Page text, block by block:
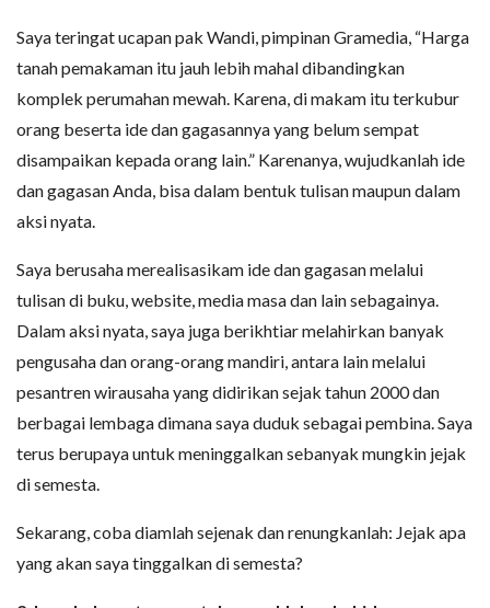
Saya teringat ucapan pak Wandi, pimpinan Gramedia, “Harga
tanah pemakaman itu jauh lebih mahal dibandingkan
komplek perumahan mewah. Karena, di makam itu terkubur
orang beserta ide dan gagasannya yang belum sempat
disampaikan kepada orang lain.” Karenanya, wujudkanlah ide
dan gagasan Anda, bisa dalam bentuk tulisan maupun dalam
aksi nyata.
Saya berusaha merealisasikam ide dan gagasan melalui
tulisan di buku, website, media masa dan lain sebagainya.
Dalam aksi nyata, saya juga berikhtiar melahirkan banyak
pengusaha dan orang-orang mandiri, antara lain melalui
pesantren wirausaha yang didirikan sejak tahun 2000 dan
berbagai lembaga dimana saya duduk sebagai pembina. Saya
terus berupaya untuk meninggalkan sebanyak mungkin jejak
di semesta.
Sekarang, coba diamlah sejenak dan renungkanlah: Jejak apa
yang akan saya tinggalkan di semesta?